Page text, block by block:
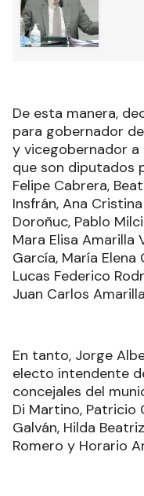
De esta manera,
para gobernador
y vicegobernador a
que son diputados
Felipe Cabrera,
Insfrán, Ana
Doroñuc, Pablo
Mara Elisa Amarilla
García, María Elena
Lucas Federico
Juan Carlos
En tanto, Jorge
electo intendente
concejales del
Di Martino, Patricio
Galván, Hilda
Romero y Horario